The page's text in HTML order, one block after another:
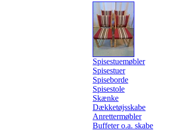
Spisestuemøbler
Spisestuer
Spiseborde
Spisestole
Skænke
Dækketøjsskabe
Anrettermøbler
Buffeter o.a. skabe